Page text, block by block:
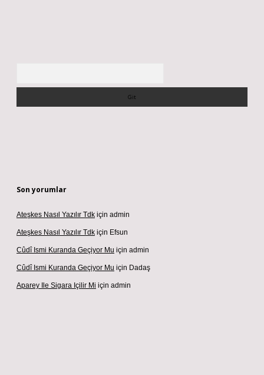
Son yorumlar
Ateşkes Nasıl Yazılır Tdk için admin
Ateşkes Nasıl Yazılır Tdk için Efsun
Cûdî Ismi Kuranda Geçiyor Mu için admin
Cûdî Ismi Kuranda Geçiyor Mu için Dadaş
Aparey Ile Sigara Içilir Mi için admin